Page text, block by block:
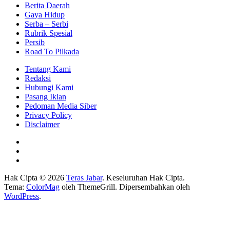
Berita Daerah
Gaya Hidup
Serba – Serbi
Rubrik Spesial
Persib
Road To Pilkada
Tentang Kami
Redaksi
Hubungi Kami
Pasang Iklan
Pedoman Media Siber
Privacy Policy
Disclaimer
Hak Cipta © 2026 Teras Jabar. Keseluruhan Hak Cipta.
Tema: ColorMag oleh ThemeGrill. Dipersembahkan oleh
WordPress.